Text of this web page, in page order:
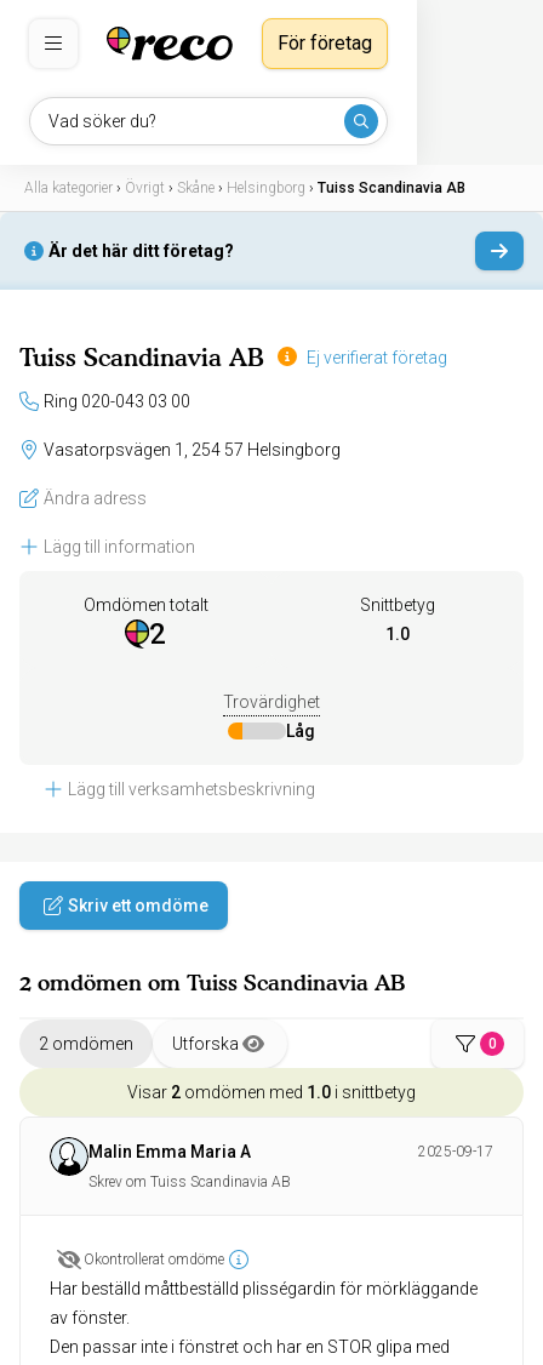
Vad söker du?
För företag
Alla kategorier › Övrigt › Skåne › Helsingborg › Tuiss Scandinavia AB
Är det här ditt företag?
Tuiss Scandinavia AB Ej verifierat företag
Ring 020-043 03 00
Vasatorpsvägen 1, 254 57 Helsingborg
Ändra adress
Lägg till information
Omdömen totalt
2
Snittbetyg
1.0
Trovärdighet
Låg
Lägg till verksamhetsbeskrivning
Skriv ett omdöme
2 omdömen om Tuiss Scandinavia AB
2 omdömen Utforska 0
Visar 2 omdömen med 1.0 i snittbetyg
Malin Emma Maria A
2025-09-17
Skrev om Tuiss Scandinavia AB
Okontrollerat omdöme
Har beställd måttbeställd plisségardin för mörkläggande
av fönster.
Den passar inte i fönstret och har en STOR glipa med